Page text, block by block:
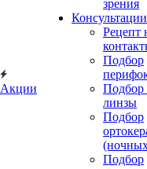
Акции
зрения
Рецепт
Подбор
Подбор
линзы
Подбор
Подбор